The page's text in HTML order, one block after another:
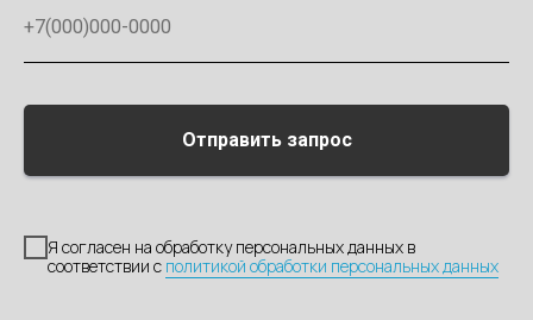
Я согласен на обработку персональных данных в
соответствии с политикой обработки персональных данных
Отправить запрос